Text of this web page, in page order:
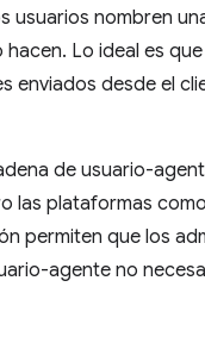
usuarios nombren
Lo ideal es
enviados desde el
de usuario-
las plataformas
permiten que los
agente no